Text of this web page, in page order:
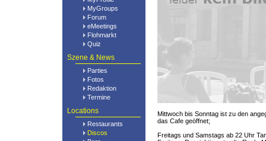
MyGroups
Forum
eMeetings
Flohmarkt
Quiz
Szene & News
Parties
Fotos
Redaktion
Termine
Locations
Restaurants
Discos
Mittwoch bis Sonntag ist zu den
das Cafe geöffnet;
Freitags und Samstags ab 22 Uhr